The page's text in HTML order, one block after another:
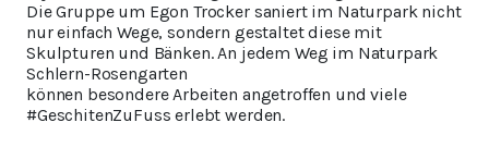
Die Gruppe um Egon Trocker saniert im Naturpark nicht
nur einfach Wege, sondern gestaltet diese mit
Skulpturen und Bänken. An jedem Weg im Naturpark
Schlern-Rosengarten
können besondere Arbeiten angetroffen und viele
#GeschitenZuFuss erlebt werden.